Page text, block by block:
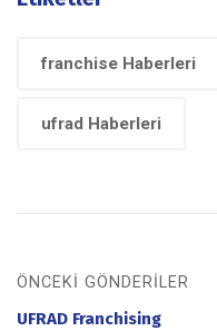
franchise Haberleri
ufrad Haberleri
ÖNCEKI GÖNDERILER
UFRAD Franchising